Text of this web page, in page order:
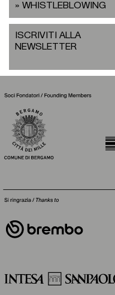
WHISTLEBLOWING
ISCRIVITI ALLA
NEWSLETTER